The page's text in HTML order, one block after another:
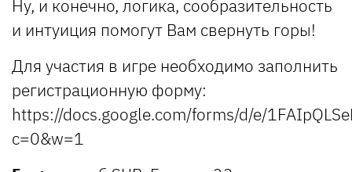
Ну, и конечно, логика, сообразительность
и интуиция помогут Вам свернуть горы!
Для участия в игре необходимо заполнить
регистрационную форму:
https://docs.google.com/forms/d/e/
c=0&w=1